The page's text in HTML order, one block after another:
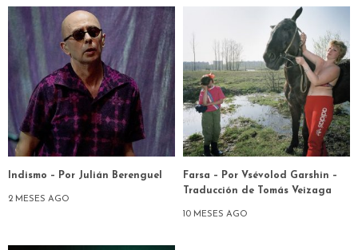
Indismo – Por Julián Berenguel
2 MESES AGO
Farsa – Por Vsévolod Garshin –
Traducción de Tomás Veizaga
10 MESES AGO